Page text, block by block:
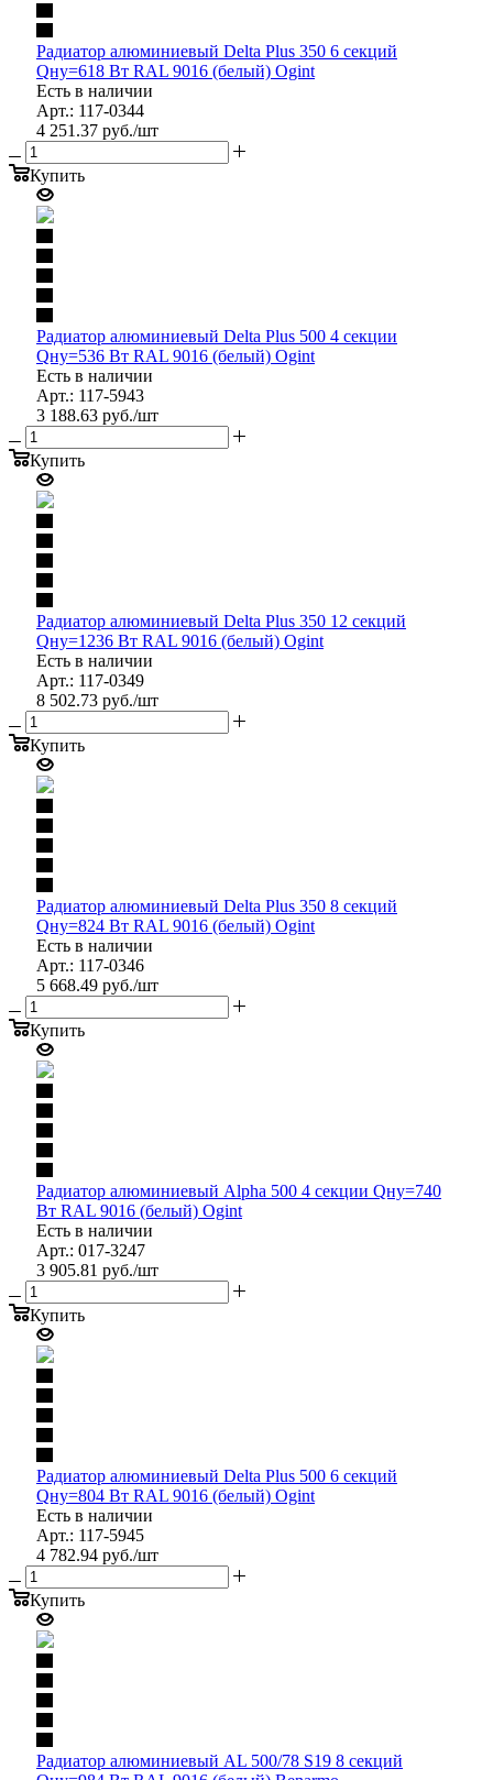
Радиатор алюминиевый Delta Plus 350 6 секций
Qну=618 Вт RAL 9016 (белый) Ogint
Есть в наличии
Арт.: 117-0344
4 251.37 руб./шт
Купить
Радиатор алюминиевый Delta Plus 500 4 секции
Qну=536 Вт RAL 9016 (белый) Ogint
Есть в наличии
Арт.: 117-5943
3 188.63 руб./шт
Купить
Радиатор алюминиевый Delta Plus 350 12 секций
Qну=1236 Вт RAL 9016 (белый) Ogint
Есть в наличии
Арт.: 117-0349
8 502.73 руб./шт
Купить
Радиатор алюминиевый Delta Plus 350 8 секций
Qну=824 Вт RAL 9016 (белый) Ogint
Есть в наличии
Арт.: 117-0346
5 668.49 руб./шт
Купить
Радиатор алюминиевый Alpha 500 4 секции Qну=740
Вт RAL 9016 (белый) Ogint
Есть в наличии
Арт.: 017-3247
3 905.81 руб./шт
Купить
Радиатор алюминиевый Delta Plus 500 6 секций
Qну=804 Вт RAL 9016 (белый) Ogint
Есть в наличии
Арт.: 117-5945
4 782.94 руб./шт
Купить
Радиатор алюминиевый AL 500/78 S19 8 секций